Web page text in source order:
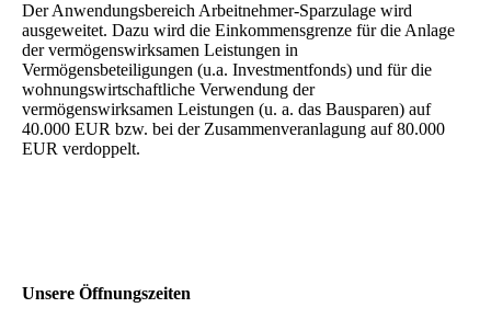
Der Anwendungsbereich Arbeitnehmer-Sparzulage wird
ausgeweitet. Dazu wird die Einkommensgrenze für die Anlage
der vermögenswirksamen Leistungen in
Vermögensbeteiligungen (u.a. Investmentfonds) und für die
wohnungswirtschaftliche Verwendung der
vermögenswirksamen Leistungen (u. a. das Bausparen) auf
40.000 EUR bzw. bei der Zusammenveranlagung auf 80.000
EUR verdoppelt.
Unsere Öffnungszeiten